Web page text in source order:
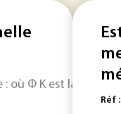
permet de
où Φ K est la f.d.r. de
Réf